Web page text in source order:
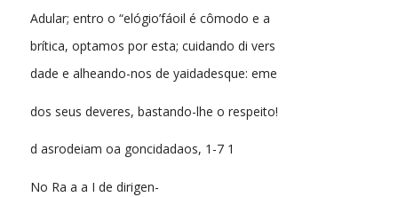
Adular; entro o “elógio’fáoil é cômodo e a
brítica, optamos por esta; cuidando di vers
dade e alheando-nos de yaidadesque: eme
dos seus deveres, bastando-lhe o respeito!
d asrodeiam oa goncidadaos, 1-7 1
No Ra a a I de dirigen-